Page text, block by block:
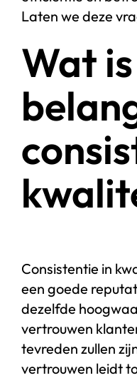
Laten we deze
Wat
Consistentie in
een goede
dezelfde
vertrouwen
tevreden zullen
vertrouwen leidt